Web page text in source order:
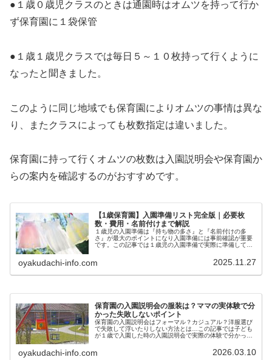
●１歳０歳児クラスのときは通園時はオムツを持って行か
ず保育園に１袋保管
●１歳１歳児クラスでは毎日５～１０枚持って行くように
なったと聞きました。
このように同じ地域でも保育園によりオムツの事情は異な
り、またクラスによっても枚数指定は違いました。
保育園に持って行くオムツの枚数は入園説明会や保育園か
らの案内を確認するのがおすすめです。
【1歳保育園】入園準備リスト完全版｜必要枚
数・費用・名前付けまで解説
１歳児の入園準備は『持ち物の多さ』と『名前付けの多
さ』が最大のポイントになり入園準備には事前確認が重要
です。この記事では１歳児の入園準備で実際に準備して分
oyakudachi-info.com 2025.11.27
保育園の入園説明会の服装は？ママの実体験で分
かった失敗しないポイント
保育園の入園説明会はフォーマル？カジュアル？洋服選び
で失敗して浮いたりしない方法とは…この記事では子ども
が１歳で入園した時の入園説明会で実際の体験で分かった
oyakudachi-info.com 2026.03.10